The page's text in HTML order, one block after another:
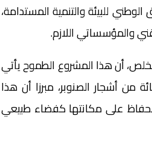
للبيئة والتنمية المستدامة،
والمؤسساتي اللازم.
أن هذا المشروع الطموح يأتي
تعرضت له غابة سيدي معافة وأثر على 90 في المائة من أشجار الصنوبر، مبرزا أن هذا
الحفاظ على مكانتها كفضاء طبيعي